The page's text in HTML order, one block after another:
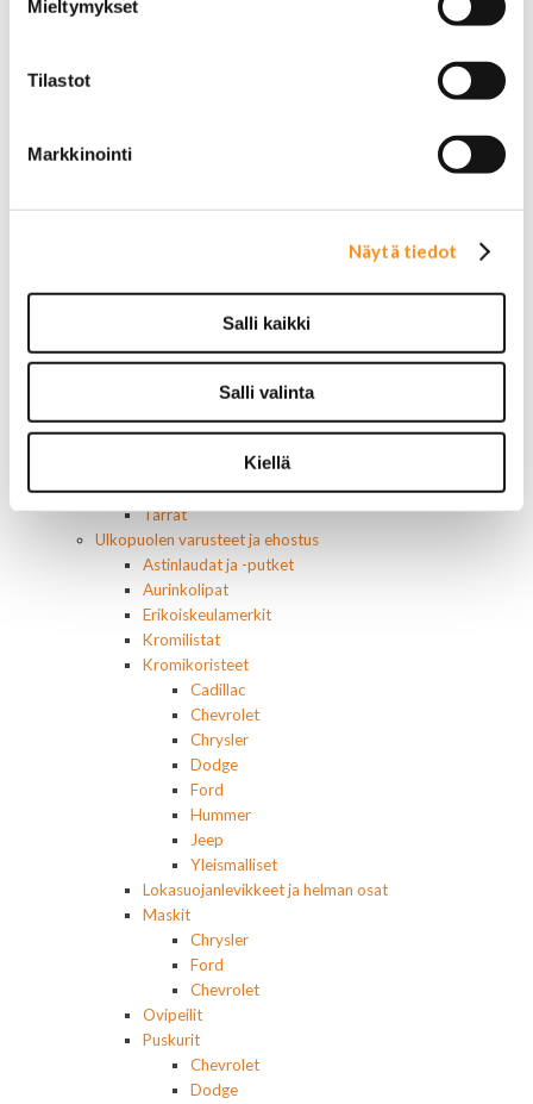
Mieltymykset
Tilastot
Markkinointi
Näytä tiedot
Salli kaikki
Salli valinta
Kiellä
Cadillac merkit
Dodge merkit
Ford merkit
Mercury merkit
Oldsmobile merkit
Pontiac merkit
Muut merkit
Merkit ja logot
Tarrat
Ulkopuolen varusteet ja ehostus
Astinlaudat ja -putket
Aurinkolipat
Erikoiskeulamerkit
Kromilistat
Kromikoristeet
Cadillac
Chevrolet
Chrysler
Dodge
Ford
Hummer
Jeep
Yleismalliset
Lokasuojanlevikkeet ja helman osat
Maskit
Chrysler
Ford
Chevrolet
Ovipeilit
Puskurit
Chevrolet
Dodge